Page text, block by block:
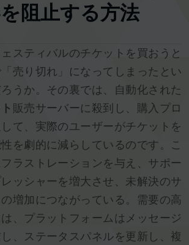
阻止する方法
スティバルのチケットを買おうと
売り切れ」になってしまったとい
うか。その裏では、自動化された
販売サーバーに殺到し、購入プロ
て、実際のユーザーがチケットを
を劇的に減らしているのです。こ
ラストレーションを与え、サポー
レッシャーを増大させ、未解決のサ
増加につながっている。需要の高
、プラットフォームはメッセージ
、ステータスパネルを更新し、複